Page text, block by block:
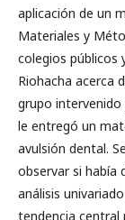
aplicación de un
Materiales y
colegios públicos
Riohacha acerca
grupo
le entregó un
avulsión dental.
observar si había
análisis
tendencia central